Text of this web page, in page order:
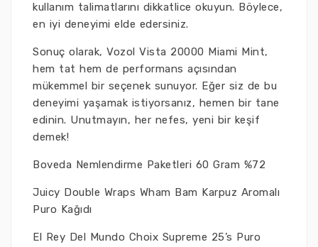
kullanım talimatlarını dikkatlice okuyun. Böylece,
en iyi deneyimi elde edersiniz.
Sonuç olarak, Vozol Vista 20000 Miami Mint,
hem tat hem de performans açısından
mükemmel bir seçenek sunuyor. Eğer siz de bu
deneyimi yaşamak istiyorsanız, hemen bir tane
edinin. Unutmayın, her nefes, yeni bir keşif
demek!
Boveda Nemlendirme Paketleri 60 Gram %72
Juicy Double Wraps Wham Bam Karpuz Aromalı
Puro Kağıdı
El Rey Del Mundo Choix Supreme 25’s Puro